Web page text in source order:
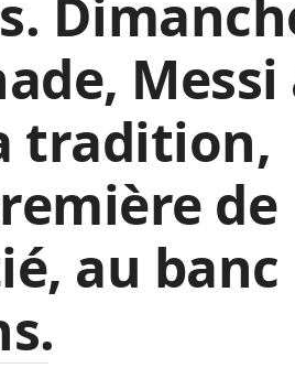
Messi
tradition,
de
au banc